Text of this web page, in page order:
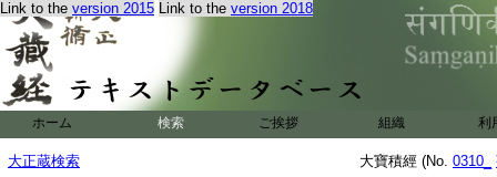
Link to the version 2015 Link to the version 2018
ホーム 検索 ご挨拶 組織 利
大正蔵検索 大寶積經 (No. 0310_
我於不思議 無上
已植於種子 終無
假令大地壞 大海
我所種善根 永無
如我今志樂 唯佛
我今終不求 諸天